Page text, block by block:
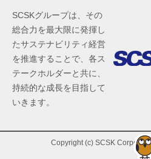
SCSKグループは、その
総合力を最大限に発揮し
たサステナビリティ経営
を推進することで、各ス
テークホルダーと共に、
持続的な成長を目指して
いきます。
Copyright (c) SCSK